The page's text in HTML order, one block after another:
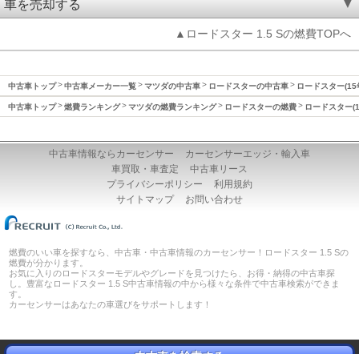
車を売却する
▲ロードスター 1.5 Sの燃費TOPへ
中古車トップ 中古車メーカー一覧 マツダの中古車 ロードスターの中古車 ロードスター
中古車トップ 燃費ランキング マツダの燃費ランキング ロードスターの燃費 ロードスター
中古車情報ならカーセンサー
カーセンサーエッジ・輸入車
車買取・車査定
中古車リース
プライバシーポリシー
利用規約
サイトマップ
お問い合わせ
燃費のいい車を探すなら、中古車・中古車情報のカーセンサー！ロードスター 1.5 Sの
燃費が分かります。
お気に入りのロードスターモデルやグレードを見つけたら、お得・納得の中古車探
し。豊富なロードスター 1.5 S中古車情報の中から様々な条件で中古車検索ができま
す。
カーセンサーはあなたの車選びをサポートします！